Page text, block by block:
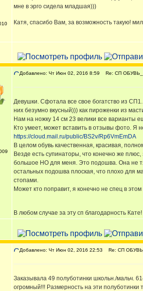
мне в эрго сидела младшая)))
Катя, спасибо Вам, за возможность такую!
Добавлено: Чт Июн 02, 2016 8:59 Re: СП
Девушки. Сфотала все свое богатство из
них безумно вкусный))) как пироженки из
Нам на ножку 14 см 23 велики все варианты
Кто умеет, может вставить в отзывы фото. Я
https://cloud.mail.ru/public/BS2v/Rp6VmEmDA
В целом обувь качественная, красивая,
Везде есть супинаторы, что конечно же
большое НО для меня. Это подошва. Она не
остальных подошва плоская, что плохо для
стопами.
Может кто поправит, я конечно не спец в этом
В любом случае за эту сп благодарность Кате!
Добавлено: Чт Июн 02, 2016 22:53 Re: СП
Заказывала 49 полуботинки школьн./мальч.
огромный!!! Размерность на эти полуботинки